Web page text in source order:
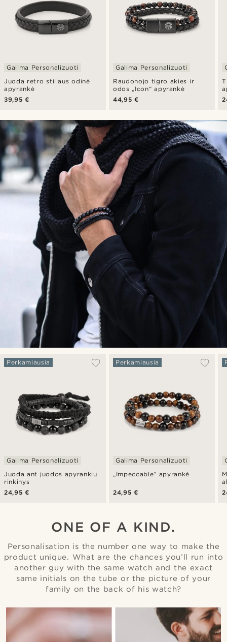
Juoda retro stiliaus odinė
apyrankė
Galima Personalizuoti
39,95 €
Raudonojo tigro akies ir
odos „Icon“ apyrankė
Galima Personalizuoti
44,95 €
Juoda ant juodos apyrankių
rinkinys
Perkamiausia
Galima Personalizuoti
24,95 €
„Impeccable“ apyrankė
Perkamiausia
Galima Personalizuoti
24,95 €
ONE OF A KIND.
Personalisation is the number one way to make the
product unique. What are the chances you’ll run into
another guy with the same watch and the exact
same initials on the tube or the picture of your
family on the back of his watch?